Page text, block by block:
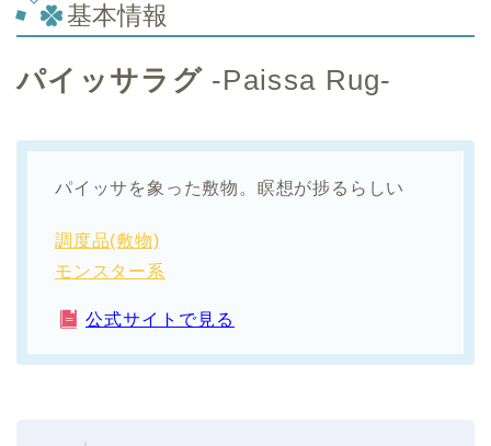
基本情報
パイッサラグ-Paissa Rug-
パイッサを象った敷物。瞑想が捗るらしい
調度品(敷物)
モンスター系
公式サイトで見る